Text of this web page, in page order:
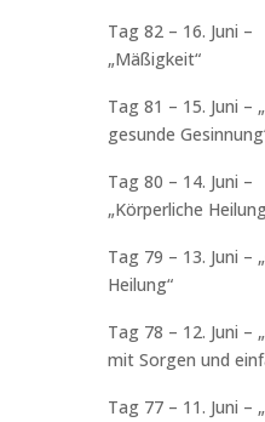
Tag 82 – 16. Juni –
„Mäßigkeit“
Tag 81 – 15. Juni –
gesunde
Tag 80 – 14. Juni –
„Körperliche
Tag 79 – 13. Juni –
Heilung“
Tag 78 – 12. Juni –
mit Sorgen und
Tag 77 – 11. Juni –